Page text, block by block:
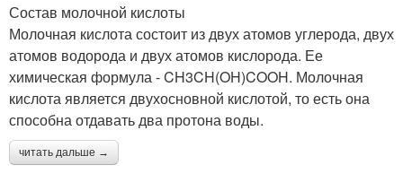
Состав молочной кислоты
Молочная кислота состоит из двух атомов углерода, двух
атомов водорода и двух атомов кислорода. Ее
химическая формула - CH3CH(OH)COOH. Молочная
кислота является двухосновной кислотой, то есть она
способна отдавать два протона воды.
читать дальше →